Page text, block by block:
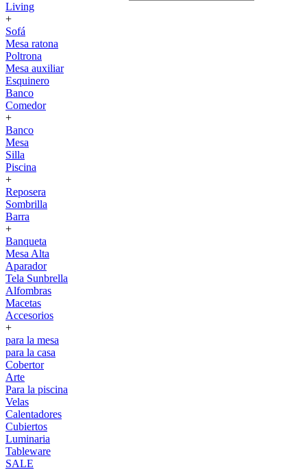
Living
+
Sofá
Mesa ratona
Poltrona
Mesa auxiliar
Esquinero
Banco
Comedor
+
Banco
Mesa
Silla
Piscina
+
Reposera
Sombrilla
Barra
+
Banqueta
Mesa Alta
Aparador
Tela Sunbrella
Alfombras
Macetas
Accesorios
+
para la mesa
para la casa
Cobertor
Arte
Para la piscina
Velas
Calentadores
Cubiertos
Luminaria
Tableware
SALE